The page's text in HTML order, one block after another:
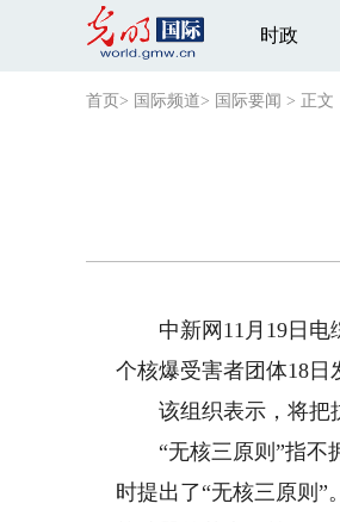
时政
首页 > 国际频道> 国际要闻 > 正文
中新网11月19日电综
个核爆受害者团体18日
该组织表示，将把抗
“无核三原则”指不拥
时提出了“无核三原则